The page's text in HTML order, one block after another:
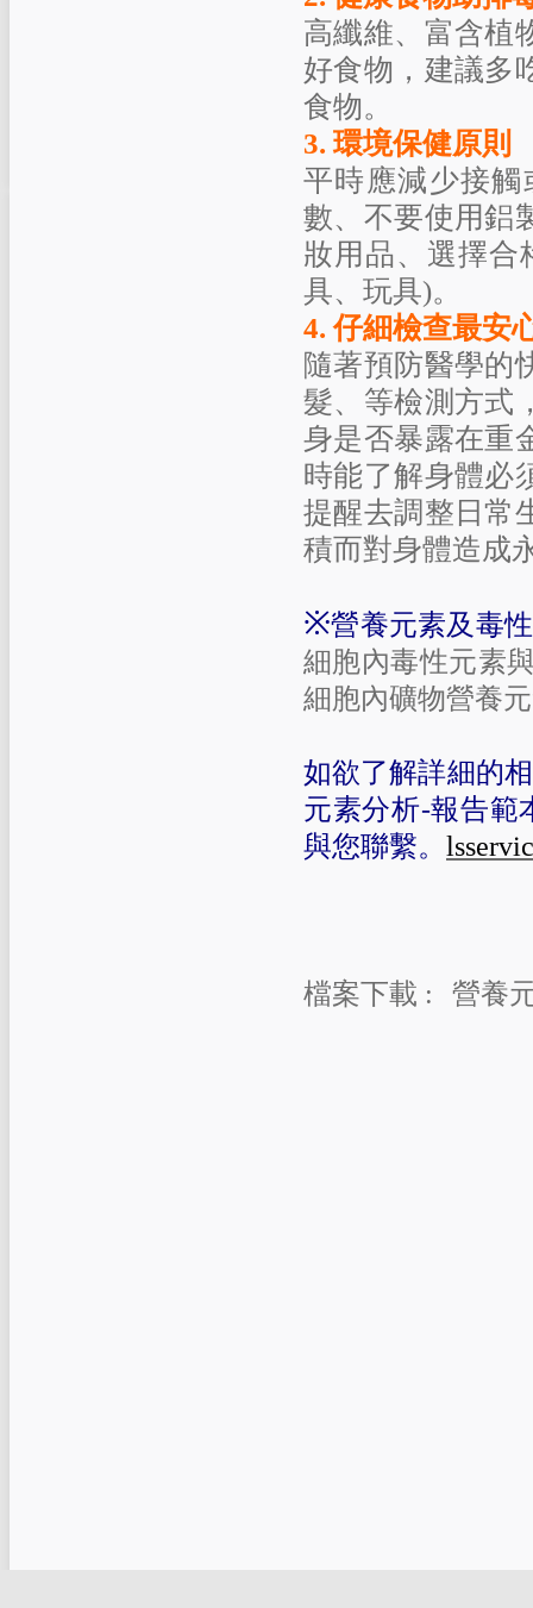
高纖維、富含植
好食物，建議多
食物。
3. 環境保健原則
平時應減少接
數、不要使用鋁
妝用品、選擇合
具、玩具)。
4.仔細檢查最安
隨著預防醫學的
髮、等檢測方式
身是否暴露在重
時能了解身體必
提醒去調整日常
積而對身體造成
※營養元素及毒
細胞內毒性元素
細胞內礦物營養
如欲了解詳細的
元素分析-報告範
與您聯繫。
檔案下載 : 營養